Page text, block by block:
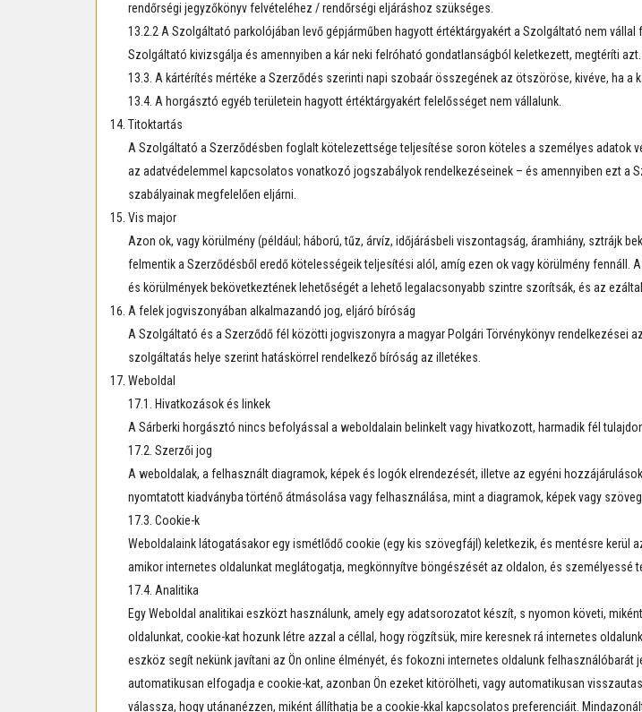
rendőrségi jegyzőkönyv felvételéhez / rendőrségi eljáráshoz szükséges.
13.2.2 A Szolgáltató parkolójában levő gépjárműben hagyott értéktárgyakért a Szolgáltató nem
Szolgáltató kivizsgálja és amennyiben a kár neki felróható gondatlanságból keletkezett, megtéríti azt.
13.3. A kártérítés mértéke a Szerződés szerinti napi szobaár összegének az ötszöröse, kivéve, ha a
13.4. A horgásztó egyéb területein hagyott értéktárgyakért felelősséget nem vállalunk.
Titoktartás
A Szolgáltató a Szerződésben foglalt kötelezettsége teljesítése soron köteles a személyes adatok
az adatvédelemmel kapcsolatos vonatkozó jogszabályok rendelkezéseinek – és amennyiben ezt
szabályainak megfelelően eljárni.
Vis major
Azon ok, vagy körülmény (például; háború, tűz, árvíz, időjárásbeli viszontagság, áramhiány, sztrájk
felmentik a Szerződésből eredő kötelességeik teljesítési alól, amíg ezen ok vagy körülmény fennáll.
és körülmények bekövetkeztének lehetőségét a lehető legalacsonyabb szintre szorítsák, és az
A felek jogviszonyában alkalmazandó jog, eljáró bíróság
A Szolgáltató és a Szerződő fél közötti jogviszonyra a magyar Polgári Törvénykönyv rendelkezései
szolgáltatás helye szerint hatáskörrel rendelkező bíróság az illetékes.
Weboldal
17.1. Hivatkozások és linkek
A Sárberki horgásztó nincs befolyással a weboldalain belinkelt vagy hivatkozott, harmadik fél
17.2. Szerzői jog
A weboldalak, a felhasznált diagramok, képek és logók elrendezését, illetve az egyéni
nyomtatott kiadványba történő átmásolása vagy felhasználása, mint a diagramok, képek vagy
17.3. Cookie-k
Weboldalaink látogatásakor egy ismétlődő cookie (egy kis szövegfájl) keletkezik, és mentésre
amikor internetes oldalunkat meglátogatja, megkönnyítve böngészését az oldalon, és személyessé
17.4. Analitika
Egy Weboldal analitikai eszközt használunk, amely egy adatsorozatot készít, s nyomon követi,
oldalunkat, cookie-kat hozunk létre azzal a céllal, hogy rögzítsük, mire keresnek rá internetes
eszköz segít nekünk javítani az Ön online élményét, és fokozni internetes oldalunk
automatikusan elfogadja e cookie-kat, azonban Ön ezeket kitörölheti, vagy automatikusan
válassza, hogy utánanézzen, miként állíthatja be a cookie-kkal kapcsolatos preferenciáit.